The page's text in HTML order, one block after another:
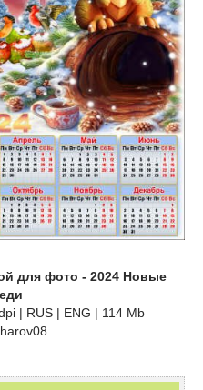
для фото - 2024 Новые
| RUS | ENG | 114 Mb